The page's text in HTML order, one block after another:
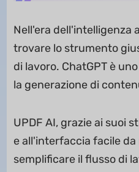
Nell'era dell'intelligenza
trovare lo strumento
di lavoro. ChatGPT è
la generazione di
UPDF AI, grazie ai suoi
e all'interfaccia facile da
semplificare il flusso di